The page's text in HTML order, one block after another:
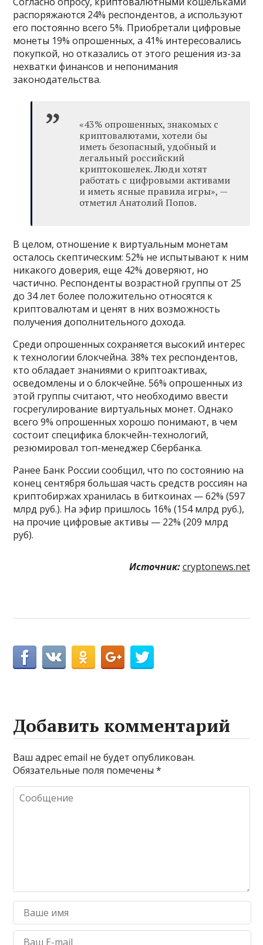
распоряжаются 24% респондентов, а используют
его постоянно всего 5%. Приобретали цифровые
монеты 19% опрошенных, а 41% интересовались
покупкой, но отказались от этого решения из-за
нехватки финансов и непонимания
законодательства.
«43% опрошенных, знакомых с
криптовалютами, хотели бы
иметь безопасный, удобный и
легальный российский
криптокошелек. Люди хотят
работать с цифровыми активами
и иметь ясные правила игры», —
отметил Анатолий Попов.
В целом, отношение к виртуальным монетам
осталось скептическим: 52% не испытывают к ним
никакого доверия, еще 42% доверяют, но
частично. Респонденты возрастной группы от 25
до 34 лет более положительно относятся к
криптовалютам и ценят в них возможность
получения дополнительного дохода.
Среди опрошенных сохраняется высокий интерес
к технологии блокчейна. 38% тех респондентов,
кто обладает знаниями о криптоактивах,
осведомлены и о блокчейне. 56% опрошенных из
этой группы считают, что необходимо ввести
госрегулирование виртуальных монет. Однако
всего 9% опрошенных хорошо понимают, в чем
состоит специфика блокчейн-технологий,
резюмировал топ-менеджер Сбербанка.
Ранее Банк России сообщил, что по состоянию на
конец сентября большая часть средств россиян на
криптобиржах хранилась в биткоинах — 62% (597
млрд руб.). На эфир пришлось 16% (154 млрд руб.),
на прочие цифровые активы — 22% (209 млрд
руб).
Источник: cryptonews.net
Добавить комментарий
Ваш адрес email не будет опубликован.
Обязательные поля помечены*